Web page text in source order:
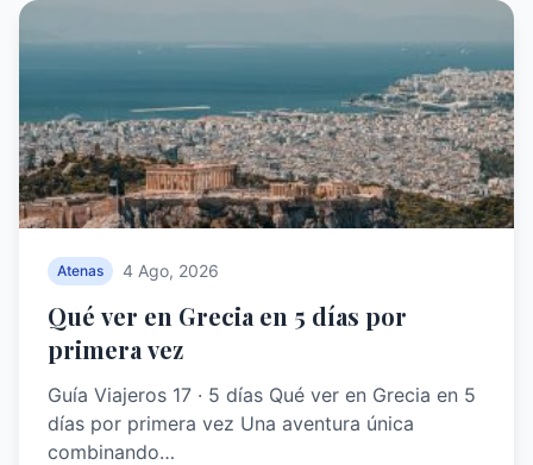
Atenas 4 Ago, 2026
Qué ver en Grecia en 5 días por
primera vez
Guía Viajeros 17 · 5 días Qué ver en Grecia en 5
días por primera vez Una aventura única
combinando…